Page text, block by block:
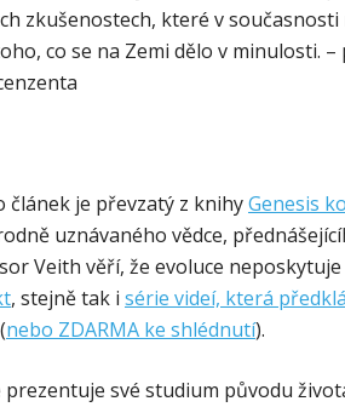
zkušenostech, které v
co se na Zemi dělo v minulosti. –
článek je převzatý z knihyGenesis
uznávaného vědce,
Veith věří, že evoluce
, stejně tak i série videí, která
nebo ZDARMA ke shlédnutí).
své studium původu